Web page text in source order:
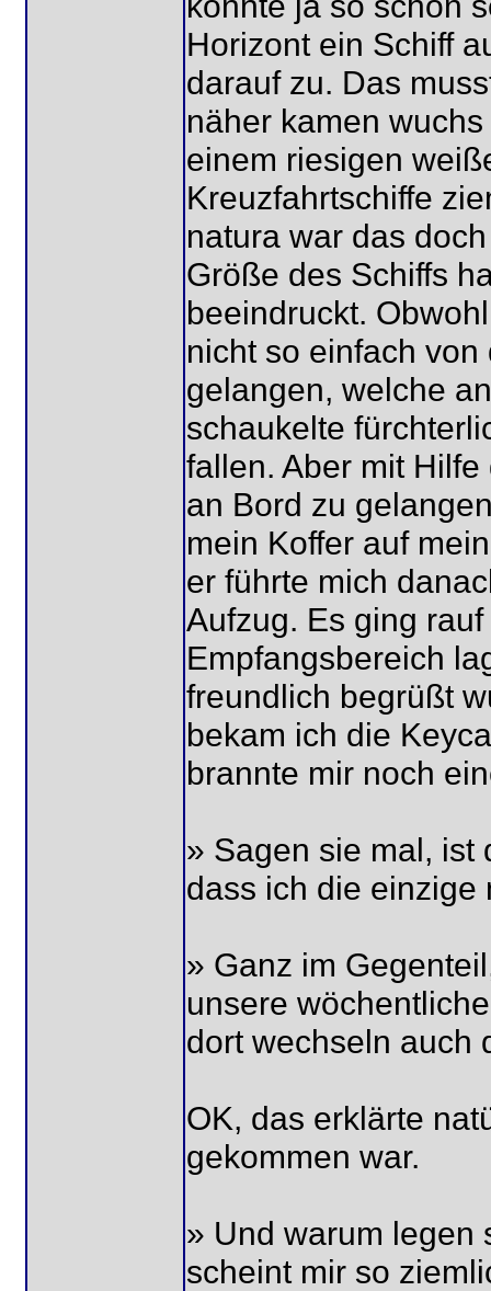
Horizont ein Schiff
darauf zu. Das
näher kamen
einem riesigen
Kreuzfahrtschiffe
natura war das
Größe des Schiffs
beeindruckt.
nicht so einfach
gelangen, welche
schaukelte
fallen. Aber mit
an Bord zu
mein Koffer auf
er führte mich
Aufzug. Es ging
Empfangsbereich
freundlich begrüßt
bekam ich die
brannte mir noch
» Sagen sie mal, ist
dass ich die einzige
» Ganz im
unsere
dort wechseln auch
OK, das erklärte
gekommen war.
» Und warum legen
scheint mir so